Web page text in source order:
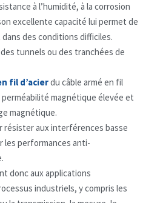
à l’humidité, à la corrosion
excellente capacité lui permet de
des conditions difficiles.
tunnels ou des tranchées de
fil d’acierdu câble armé en fil
perméabilité magnétique élevée et
magnétique.
résister aux interférences basse
les performances anti-
donc aux applications
industriels, y compris les